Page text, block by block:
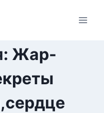
Жар-